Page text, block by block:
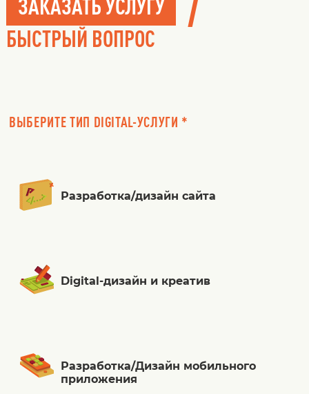
ЗАКАЗАТЬ УСЛУГУ
БЫСТРЫЙ ВОПРОС
ВЫБЕРИТЕ ТИП DIGITAL-УСЛУГИ *
Разработка/дизайн сайта
Digital-дизайн и креатив
Разработка/Дизайн мобильного
приложения